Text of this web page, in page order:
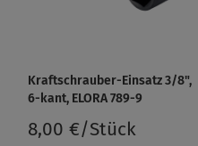
Kraftschrauber-Einsatz 3/8",
6-kant, ELORA 789-9
8,00 €/Stück